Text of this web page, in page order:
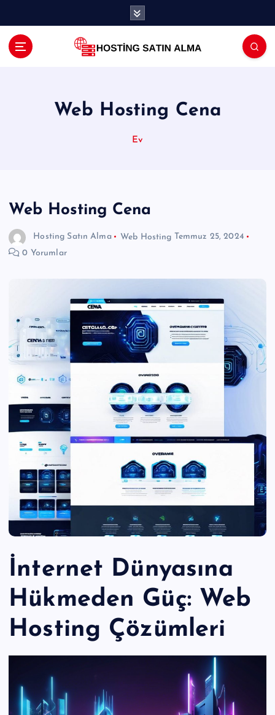
Web Hosting Cena
Ev
Web Hosting Cena
Hosting Satın Alma Web Hosting Temmuz 25, 2024
0 Yorumlar
İnternet Dünyasına
Hükmeden Güç: Web
Hosting Çözümleri